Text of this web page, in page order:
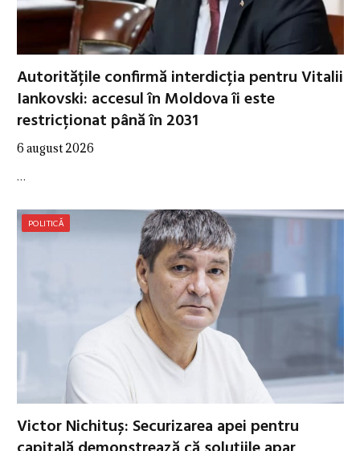
Autoritățile confirmă interdicția pentru Vitalii
Iankovski: accesul în Moldova îi este
restricționat până în 2031
6 august 2026
…
POLITICĂ
Victor Nichituș: Securizarea apei pentru